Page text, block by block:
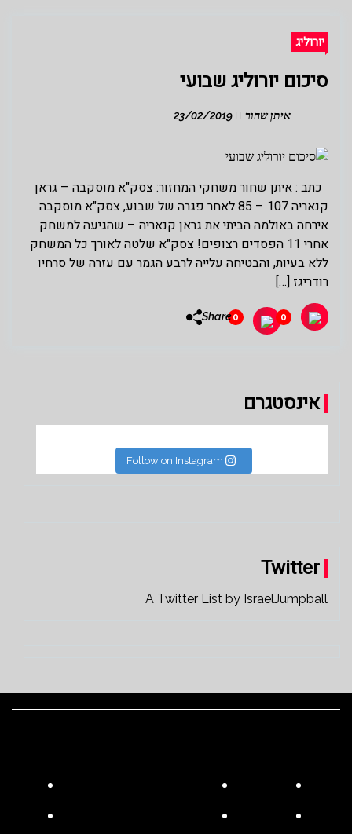
יורוליג
סיכום יורוליג שבועי
איתן שחור
כתב : איתן שחור משחקי המחזור: צסק"א מוסקבה – גראן
קנאריה 107 – 85 לאחר פגרה של שבוע, צסק"א מוסקבה
אירחה באולמה הביתי את גראן קנאריה – שהגיעה למשחק
אחרי 11 הפסדים רצופים! צסק"א שלטה לאורך כל המשחק
ללא בעיות, והבטיחה עלייה לרבע הגמר עם עזרה של סרחיו
רודריגז […]
0
0
Share
אינסטגרם
Follow on Instagram
Twitter
A Twitter List by IsraelJumpball